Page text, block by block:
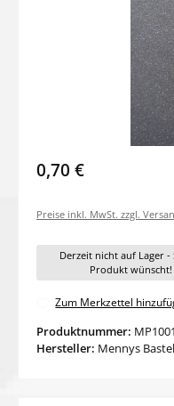
0,70 €
Preise inkl. MwSt. zzgl.
Derzeit nicht auf Lager
Produkt
Zum Merkzettel
Produktnummer: MP1001
Hersteller: Mennys